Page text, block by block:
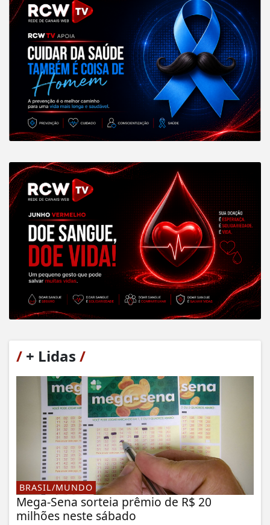
/ + Lidas /
BRASIL/MUNDO
Mega-Sena sorteia prêmio de R$ 20
milhões neste sábado